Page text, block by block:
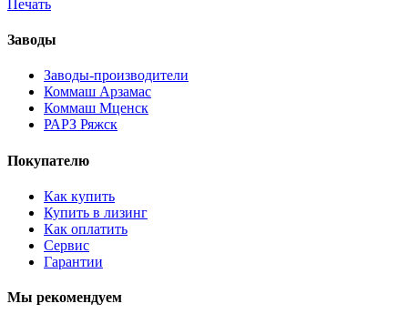
Печать
Заводы
Заводы-производители
Коммаш Арзамас
Коммаш Мценск
РАРЗ Ряжск
Покупателю
Как купить
Купить в лизинг
Как оплатить
Сервис
Гарантии
Мы рекомендуем